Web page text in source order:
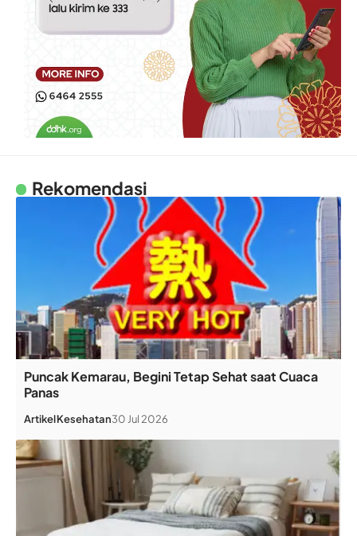
Rekomendasi
Puncak Kemarau, Begini Tetap Sehat saat Cuaca
Panas
ArtikelKesehatan30 Jul 2026